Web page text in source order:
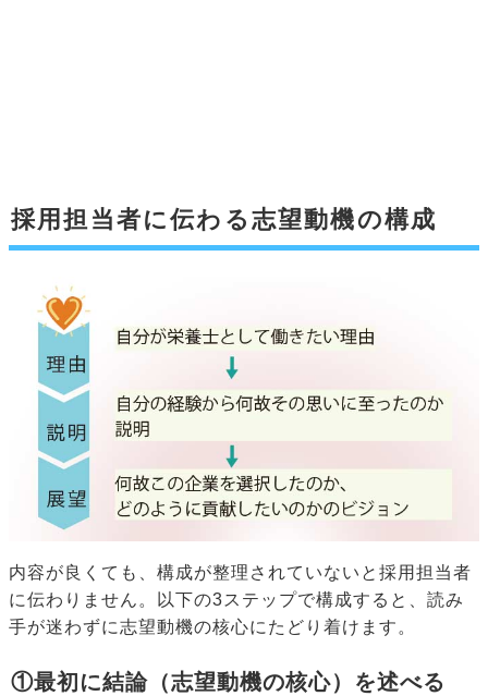
採用担当者に伝わる志望動機の構成
内容が良くても、構成が整理されていないと採用担当者
に伝わりません。以下の3ステップで構成すると、読み
手が迷わずに志望動機の核心にたどり着けます。
①最初に結論（志望動機の核心）を述べる